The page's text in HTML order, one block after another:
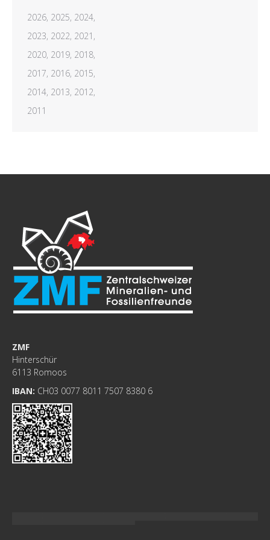
2026, 2025, 2024,
2023, 2022, 2021,
2020, 2019, 2018,
2017, 2016, 2015,
2014, 2013, 2012,
2011
ZMF
Hinterschür
6113 Romoos
IBAN: CH03 0077 8011 7507 8380 6